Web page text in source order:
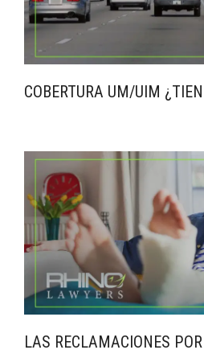
COBERTURA UM/UIM
LAS RECLAMACIONES